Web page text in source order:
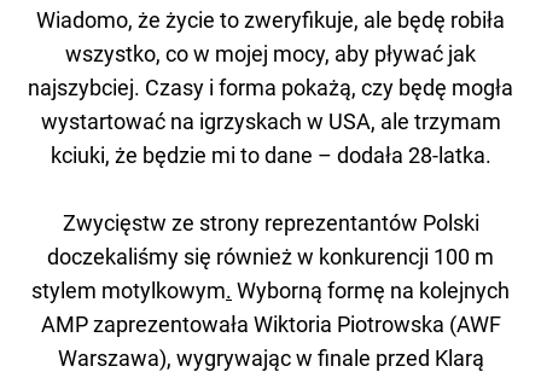
Wiadomo, że życie to zweryfikuje, ale będę robiła
wszystko, co w mojej mocy, aby pływać jak
najszybciej. Czasy i forma pokażą, czy będę mogła
wystartować na igrzyskach w USA, ale trzymam
kciuki, że będzie mi to dane – dodała 28-latka.
Zwycięstw ze strony reprezentantów Polski
doczekaliśmy się również w konkurencji 100 m
stylem motylkowym. Wyborną formę na kolejnych
AMP zaprezentowała Wiktoria Piotrowska (AWF
Warszawa), wygrywając w finale przed Klarą